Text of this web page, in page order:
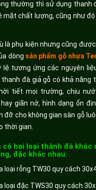
thường thì sử dụng thanh
mặt chất lượng, cũng như
là phụ kiện nhưng cũng
dòng sản phẩm gỗ nhựa
tương ứng các nguyên
thanh đà giả gỗ có khả năng
tiết mọi trường, chịu
giãn nở, hình dạng ổn
đỡ cho không gian sàn gỗ
thời gian.
có hai loại thành đà khác
đặc khác nhau:
loại rỗng TW30 quy cách
loại đặc TWS30 quy cách